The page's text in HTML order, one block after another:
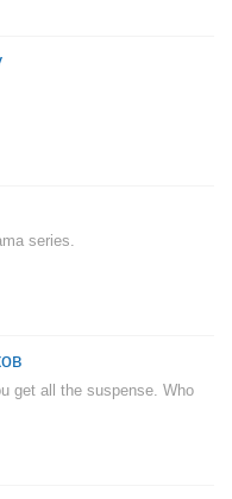
series.
get all the suspense. Who